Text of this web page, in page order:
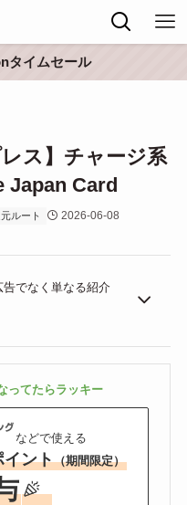
タイムセール
ス】チャージ系
Japan Card
ルート 2026-06-08
でなく単なる紹介
ってたらラッキー
などで使える
イント（期間限定）